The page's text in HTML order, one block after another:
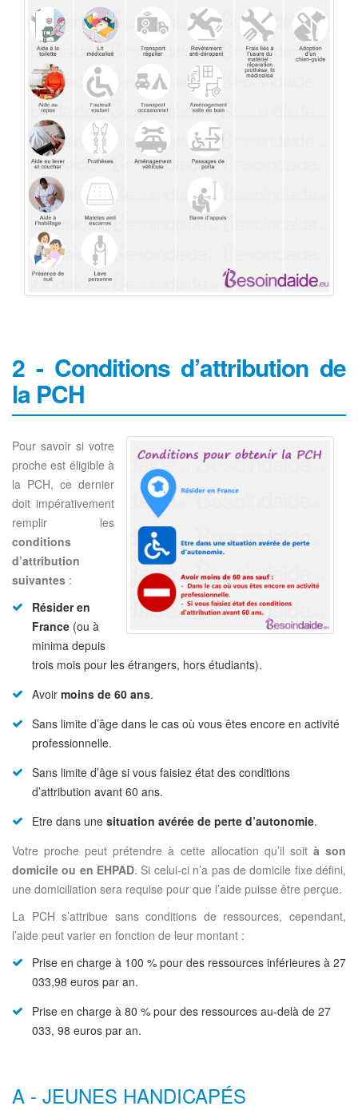
2 - Conditions d’attribution de
la PCH
Pour savoir si votre
proche est éligible à
la PCH, ce dernier
doit impérativement
remplir les
conditions
d’attribution
suivantes :
Résider en
France (ou à
minima depuis
trois mois pour les étrangers, hors étudiants).
Avoir moins de 60 ans.
Sans limite d’âge dans le cas où vous êtes encore en activité
professionnelle.
Sans limite d’âge si vous faisiez état des conditions
d’attribution avant 60 ans.
Etre dans une situation avérée de perte d’autonomie.
Votre proche peut prétendre à cette allocation qu’il soit à son
domicile ou en EHPAD. Si celui-ci n’a pas de domicile fixe défini,
une domiciliation sera requise pour que l’aide puisse être perçue.
La PCH s’attribue sans conditions de ressources, cependant,
l’aide peut varier en fonction de leur montant :
Prise en charge à 100 % pour des ressources inférieures à 27
033,98 euros par an.
Prise en charge à 80 % pour des ressources au-delà de 27
033, 98 euros par an.
A - JEUNES HANDICAPÉS